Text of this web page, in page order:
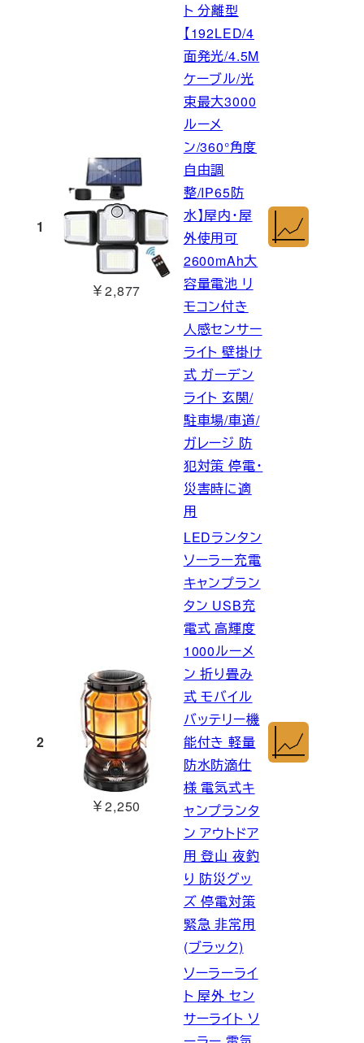
1
￥2,877
ト 分離型
【192LED/4
面発光/4.5M
ケーブル/光
束最大3000
ルーメ
ン/360°角度
自由調
整/IP65防
水】屋内・屋
外使用可
2600mAh大
容量電池 リ
モコン付き
人感センサー
ライト 壁掛け
式 ガーデン
ライト 玄関/
駐車場/車道/
ガレージ 防
犯対策 停電・
災害時に適
用
2
￥2,250
LEDランタン
ソーラー充電
キャンプラン
タン USB充
電式 高輝度
1000ルーメ
ン 折り畳み
式 モバイル
バッテリー機
能付き 軽量
防水防滴仕
様 電気式キ
ャンプランタ
ン アウトドア
用 登山 夜釣
り 防災グッ
ズ 停電対策
緊急 非常用
(ブラック)
ソーラーライ
ト 屋外 セン
サーライト ソ